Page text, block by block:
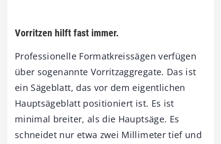
Vorritzen hilft fast immer.
Professionelle Formatkreissägen verfügen
über sogenannte Vorritzaggregate. Das ist
ein Sägeblatt, das vor dem eigentlichen
Hauptsägeblatt positioniert ist. Es ist
minimal breiter, als die Hauptsäge. Es
schneidet nur etwa zwei Millimeter tief und